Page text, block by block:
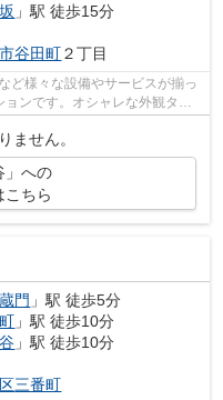
」駅 徒歩15分
市谷田町２丁目
ど様々な設備やサービスが揃っ
ンです。オシャレな外観タイ
ません。
」への
こちら
門 」駅 徒歩5分
」駅 徒歩10分
」駅 徒歩10分
三番町